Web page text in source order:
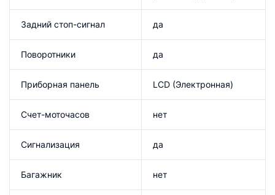
Задний стоп-сигнал да
Поворотники да
Приборная панель LCD (Электронная)
Счет-моточасов нет
Сигнализация да
Багажник нет